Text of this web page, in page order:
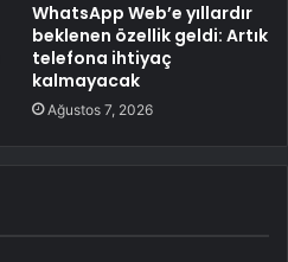
WhatsApp Web’e yıllardır
beklenen özellik geldi: Artık
telefona ihtiyaç
kalmayacak
Ağustos 7, 2026